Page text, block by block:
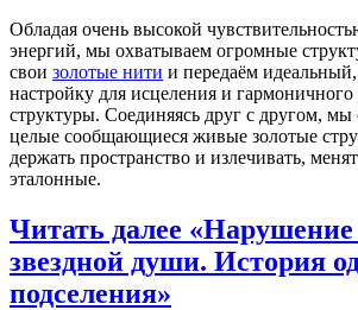
Обладая очень высокой
энергий, мы охватываем огромные
свои золотые нити и передаём
настройку для исцеления и гармоничного
структуры. Соединяясь друг с другом, мы
целые сообщающиеся живые золотые
держать пространство и излечивать,
эталонные.
Читать далее «Нарушение
звездной души. История
подселения»